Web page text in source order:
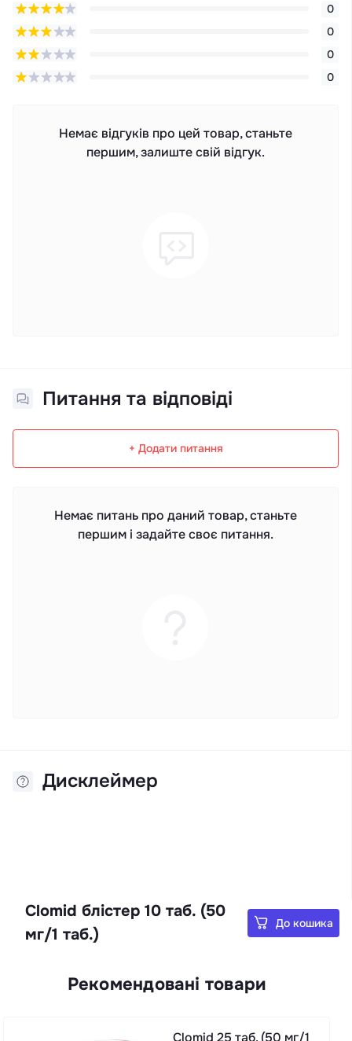
0
0
0
0
Немає відгуків про цей товар, станьте
першим, залиште свій відгук.
Питання та відповіді
+ Додати питання
Немає питань про даний товар, станьте
першим і задайте своє питання.
Дисклеймер
Clomid блістер 10 таб. (50
мг/1 таб.)
До кошика
Рекомендовані товари
Clomid 25 таб. (50 мг/1